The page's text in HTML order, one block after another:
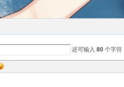
还可输入 80个字符